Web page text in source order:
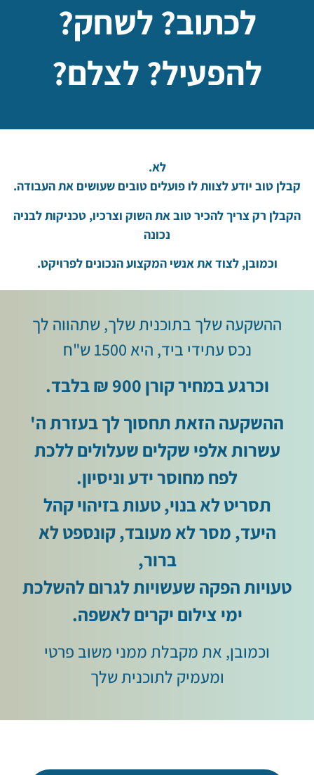
לכתוב? לשחק?
להפעיל? לצלם?
לא.
קבלן טוב יודע לצוות לו פועלים טובים שעושים את העבודה.
הקבלן רק צריך להכיר טוב את השוק וצרכיו, טכניקות לבניה
נכונה
וכמובן, לצוד את אנשי המקצוע הנכונים לפרויקט.
ההשקעה שלך בתוכנית שלך, שתהווה לך
נכס עתידי ביד, היא 1500 ש"ח
וכרגע במחיר קורן 900 ₪ בלבד.
ההשקעה הזאת תחסוך לך בעזרת ה'
עשרות אלפי שקלים שעלולים ללכת
לפח מחוסר ידע וניסיון.
תסריט לא בנוי, טעות בזיהוי קהל
היעד, מסר לא מעובד, קונספט לא
ברור,
טעויות הפקה שעשויות לגרום להשלכת
ימי צילום יקרים לאשפה.
וכמובן, את מקבלת ממני משוב פרטי
ומעמיק לתוכנית שלך